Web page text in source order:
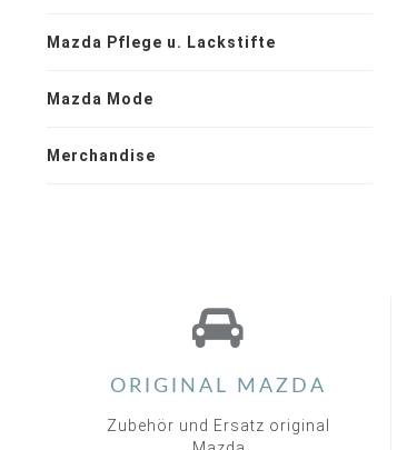
Mazda Pflege u. Lackstifte
Mazda Mode
Merchandise
ORIGINAL MAZDA
Zubehör und Ersatz original